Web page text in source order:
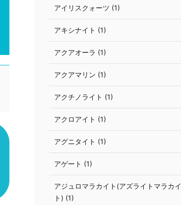
アイリスクォーツ (1)
アキシナイト (1)
アクアオーラ (1)
アクアマリン (1)
アクチノライト (1)
アクロアイト (1)
アグニタイト (1)
アゲート (1)
アジュロマラカイト(アズライトマラカイ
ト) (1)